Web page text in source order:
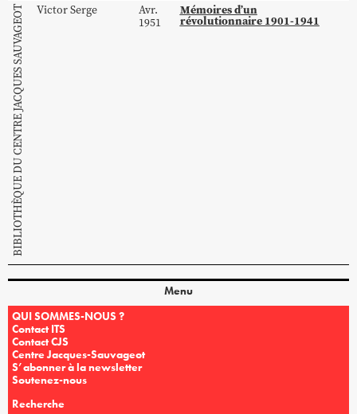
BIBLIOTHÈQUE DU CENTRE JACQUES SAUVAGEOT VictorSerge
Avr.
1951
Mémoires d’un
révolutionnaire 1901-1941
Menu
QUI SOMMES-NOUS ?
Contact ITS
Contact CJS
Centre Jacques-Sauvageot
S’abonner à la newsletter
Soutenez-nous
Recherche